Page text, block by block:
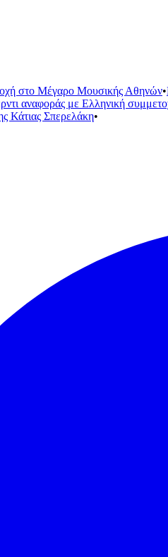
στο Μέγαρο Μουσικής Αθηνών•
αναφοράς με Ελληνική
Κάτιας Σπερελάκη•